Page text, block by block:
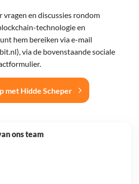
en discussies rondom
technologie en
hem bereiken via e-mail
via de bovenstaande sociale
met Hidde Scheper
ons team